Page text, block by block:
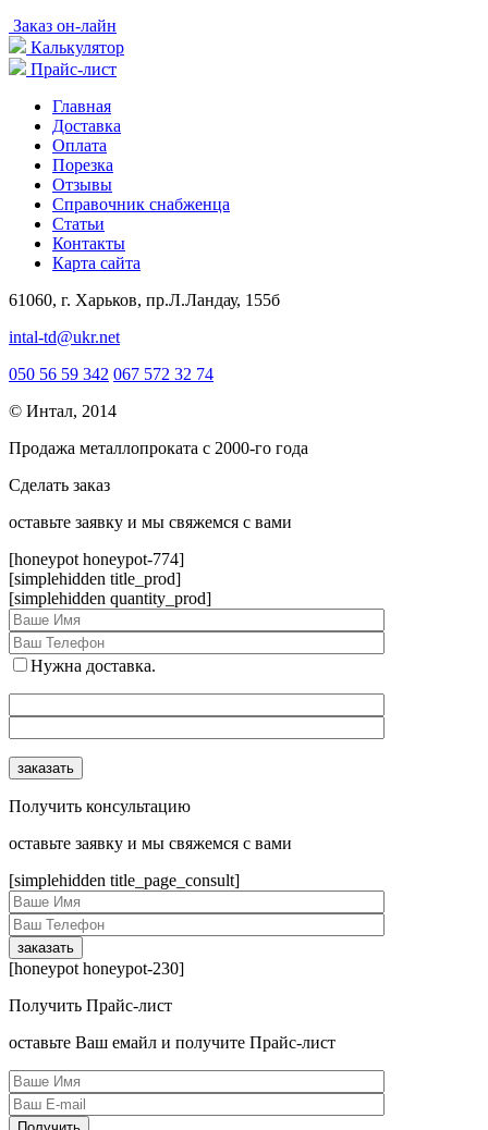
Заказ он-лайн
Калькулятор
Прайс-лист
Главная
Доставка
Оплата
Порезка
Отзывы
Справочник снабженца
Статьи
Контакты
Карта сайта
61060, г. Харьков, пр.Л.Ландау, 155б
intal-td@ukr.net
050 56 59 342 067 572 32 74
© Интал, 2014
Продажа металлопроката с 2000-го года
Сделать заказ
оcтавьте заявку и мы свяжемся с вами
[honeypot honeypot-774]
[simplehidden title_prod]
[simplehidden quantity_prod]
Нужна доставка.
Получить консультацию
оcтавьте заявку и мы свяжемся с вами
[simplehidden title_page_consult]
[honeypot honeypot-230]
Получить Прайс-лист
оcтавьте Ваш емайл и получите Прайс-лист